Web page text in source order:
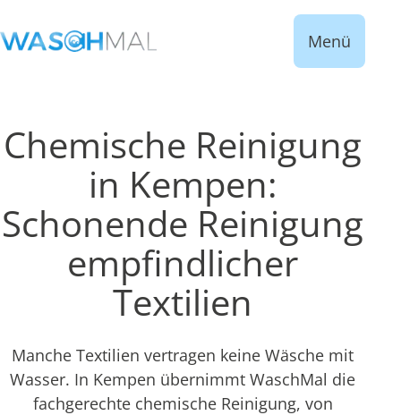
Menü
Chemische Reinigung
in Kempen:
Schonende Reinigung
empfindlicher
Textilien
Manche Textilien vertragen keine Wäsche mit
Wasser. In Kempen übernimmt WaschMal die
fachgerechte chemische Reinigung, von